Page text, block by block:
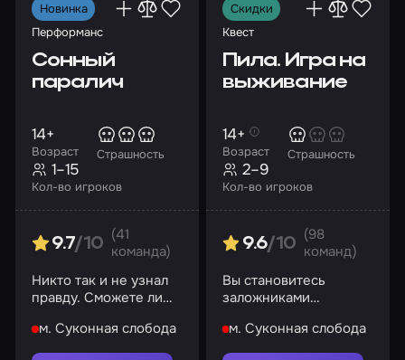
Новинка
Перформанс
Сонный
паралич
Возраст
14+
Страшность
Кол-во игроков
1–15
9.7/10
(41
команда)
Никто так и не узнал
правду. Сможете ли
м. Суконная слобода
Скидки
Квест
Пила. Игра на
выживание
Возраст
14+
Страшность
Кол-во игроков
2–9
9.6/10
(98
команд)
Вы становитесь
заложниками
Попробуйте спастись
из заточения!
м. Суконная слобода